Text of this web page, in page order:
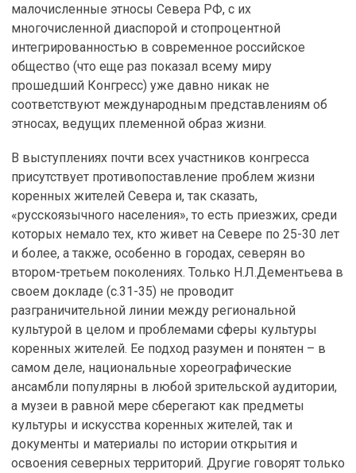
малочисленные этносы Севера РФ, с их
многочисленной диаспорой и стопроцентной
интегрированностью в современное российское
общество (что еще раз показал всему миру
прошедший Конгресс) уже давно никак не
соответствуют международным представлениям об
этносах, ведущих племенной образ жизни.
В выступлениях почти всех участников конгресса
присутствует противопоставление проблем жизни
коренных жителей Севера и, так сказать,
«русскоязычного населения», то есть приезжих, среди
которых немало тех, кто живет на Севере по 25-30 лет
и более, а также, особенно в городах, северян во
втором-третьем поколениях. Только Н.Л.Дементьева в
своем докладе (с.31-35) не проводит
разграничительной линии между региональной
культурой в целом и проблемами сферы культуры
коренных жителей. Ее подход разумен и понятен – в
самом деле, национальные хореографические
ансамбли популярны в любой зрительской аудитории,
а музеи в равной мере сберегают как предметы
культуры и искусства коренных жителей, так и
документы и материалы по истории открытия и
освоения северных территорий. Другие говорят только